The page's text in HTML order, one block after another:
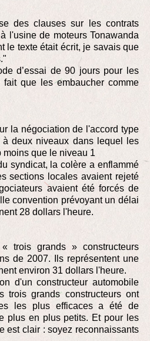
des clauses sur les contrats
l'usine de moteurs Tonawanda
le texte était écrit, je savais que
d’essai de 90 jours pour les
que les embaucher comme
la négociation de l'accord type
deux niveaux dans lequel les
que le niveau 1
syndicat, la colère a enflammé
sections locales avaient rejeté
avaient été forcés de
convention prévoyant un délai
28 dollars l'heure.
trois grands » constructeurs
de 2007. Ils représentent une
environ 31 dollars l'heure.
d'un constructeur automobile
trois grands constructeurs ont
les plus efficaces a été de
plus en plus petits. Et pour les
est clair : soyez reconnaissants